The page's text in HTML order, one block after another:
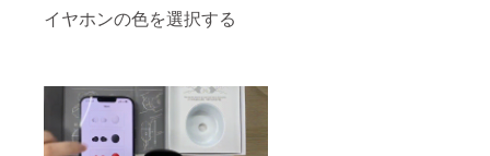
イヤホンの色を選択する